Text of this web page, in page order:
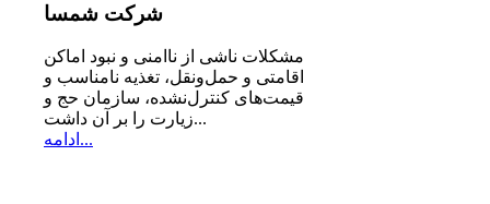
شرکت شمسا
مشكلات ناشی از ناامنی و نبود اماكن
اقامتی و حمل‌ونقل، تغذیه‌ نامناسب و
قیمت‌های كنترل‌نشده، سازمان حج و
زیارت را بر آن داشت...
ادامه...